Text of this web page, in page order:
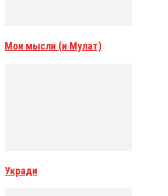
Мои мысли (и Мулат)
Укради